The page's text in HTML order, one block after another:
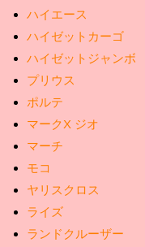
ハイエース
ハイゼットカーゴ
ハイゼットジャンボ
プリウス
ポルテ
マークX ジオ
マーチ
モコ
ヤリスクロス
ライズ
ランドクルーザー